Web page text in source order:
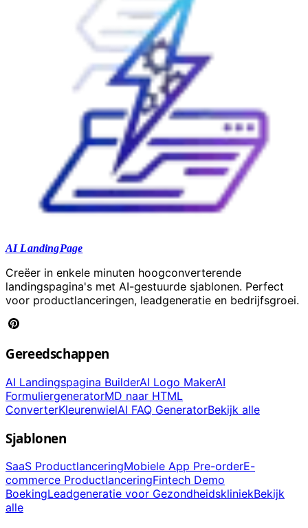
AI LandingPage
Creëer in enkele minuten hoogconverterende
landingspagina's met AI-gestuurde sjablonen. Perfect
voor productlanceringen, leadgeneratie en bedrijfsgroei.
Gereedschappen
AI Landingspagina BuilderAI Logo MakerAI
FormuliergeneratorMD naar HTML
ConverterKleurenwielAI FAQ GeneratorBekijk alle
Sjablonen
SaaS ProductlanceringMobiele App Pre-orderE-
commerce ProductlanceringFintech Demo
BoekingLeadgeneratie voor GezondheidskliniekBekijk
alle